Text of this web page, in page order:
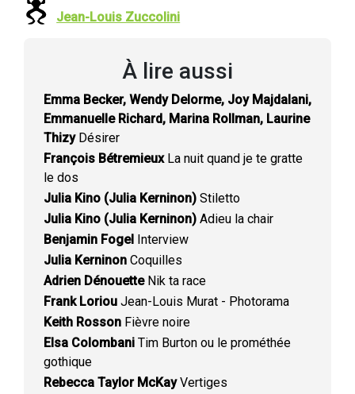
Jean-Louis Zuccolini
À lire aussi
Emma Becker, Wendy Delorme, Joy Majdalani,
Emmanuelle Richard, Marina Rollman, Laurine
ThizyDésirer
François BétremieuxLa nuit quand je te gratte
le dos
Julia Kino (Julia Kerninon) Stiletto
Julia Kino (Julia Kerninon) Adieu la chair
Benjamin Fogel Interview
Julia Kerninon Coquilles
Adrien DénouetteNik ta race
Frank Loriou Jean-Louis Murat - Photorama
Keith Rosson Fièvre noire
Elsa Colombani Tim Burton ou le prométhée
gothique
Rebecca Taylor McKayVertiges